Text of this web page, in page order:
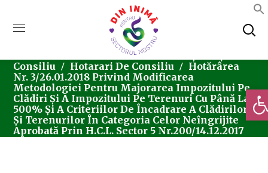
Consiliul Local Sector 5
Consiliu
Hotarari De Consiliu
Hotărârea
Nr. 3/26.01.2018 Privind Modificarea
Metodologiei Pentru Majorarea Impozitului Pe
Clădiri Și A Impozitului Pe Terenuri Cu Până La
500% Și A Criteriilor De Încadrare A Clădirilor
Și Terenurilor În Categoria Celor Neîngrijite
Aprobată Prin H.C.L. Sector 5 Nr.200/14.12.2017